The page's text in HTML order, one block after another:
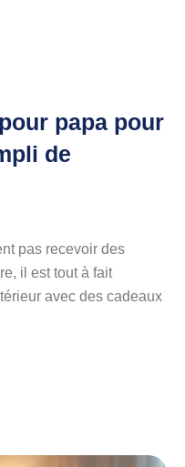
papa pour
de
pas recevoir des
il est tout à fait
avec des cadeaux